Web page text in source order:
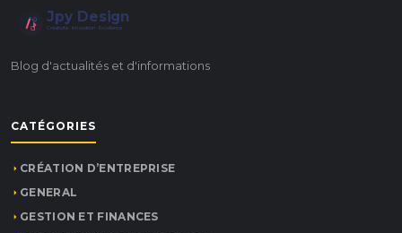
Jpy Design
Créativité • Innovation • Excellence
Blog d'actualités et d'informations
CATÉGORIES
CRÉATION D’ENTREPRISE
GENERAL
GESTION ET FINANCES